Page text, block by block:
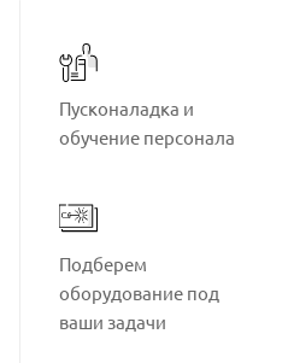
Пусконаладка и
обучение персонала
Подберем
оборудование под
ваши задачи